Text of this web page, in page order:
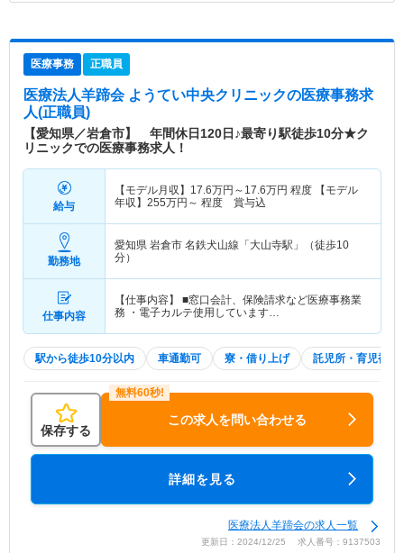
医療事務 正職員
医療法人羊蹄会 ようてい中央クリニックの医療事務求
人(正職員)
【愛知県／岩倉市】 年間休日120日♪最寄り駅徒歩10分★ク
リニックでの医療事務求人！
給与
【モデル月収】 17.6万円～ 17.6万円 程度 【モデル
年収】 255万円～ 程度 賞与込
勤務地
愛知県 岩倉市 名鉄犬山線「大山寺駅」（徒歩10
分）
仕事内容
【仕事内容】 ■窓口会計、保険請求など医療事務業
務 ・電子カルテ使用しています…
駅から徒歩10分以内 車通勤可 寮・借り上げ 託児所・育児補助
保存する
この求人を問い合わせる
詳細を見る
医療法人羊蹄会の求人一覧
更新日：2024/12/25 求人番号：9137503